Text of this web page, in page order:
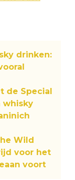
drinken:
de Special
whisky
Wild
voor het
voort